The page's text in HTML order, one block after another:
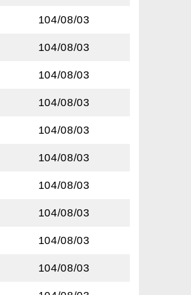
104/08/03
104/08/03
104/08/03
104/08/03
104/08/03
104/08/03
104/08/03
104/08/03
104/08/03
104/08/03